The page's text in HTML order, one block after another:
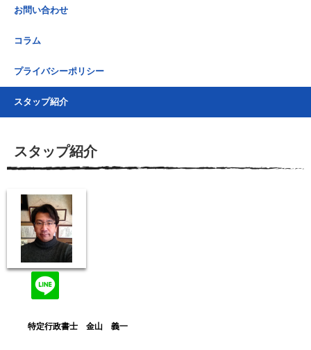
お問い合わせ
コラム
プライバシーポリシー
スタップ紹介
スタップ紹介
特定行政書士 金山 義一